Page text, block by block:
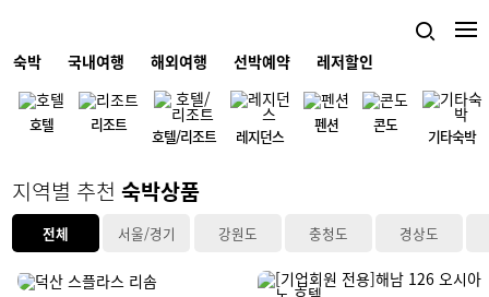
숙박 국내여행 해외여행 선박예약 레저할인
호텔 리조트
호텔/리조트 레지던스
펜션 콘도
기타숙박
지역별 추천숙박상품
전체 서울/경기 강원도 충청도 경상도